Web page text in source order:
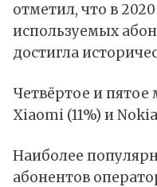
отметил, что в
используемых
достигла
Четвёртое и
Xiaomi (11%) и
Наиболее
абонентов